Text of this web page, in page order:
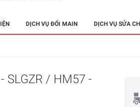
DỊCH VỤ ĐỔI MAIN DỊCH VỤ SỬA
SLGZR / HM57 -